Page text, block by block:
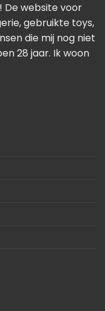
De website voor
gebruikte toys,
die mij nog niet
28 jaar. Ik woon